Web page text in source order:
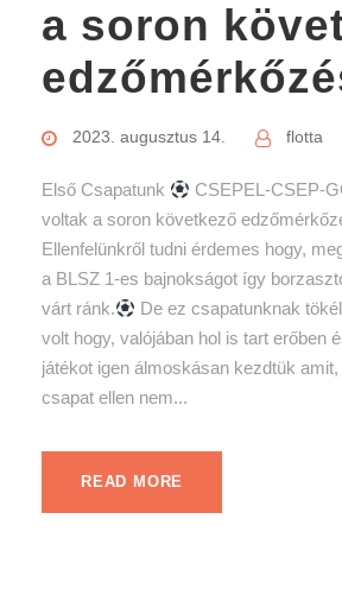
a soron
2023. augusztus 14. flotta
Első Csapatunk
CSEPEL-CSEP-
voltak a soron következő
Ellenfelünkről tudni érdemes hogy,
a BLSZ 1-es bajnokságot így
várt ránk.
De ez csapatunknak
volt hogy, valójában hol is tart erőben
játékot igen álmoskásan kezdtük
csapat ellen nem...
READ MORE